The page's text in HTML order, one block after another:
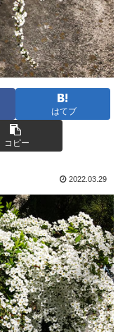
はてブ
コピー
2022.03.29